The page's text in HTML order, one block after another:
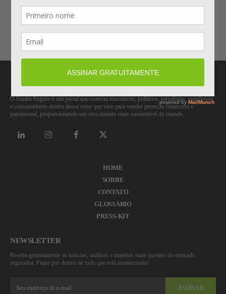
O Sonho Seguro é um portal que conecta executivos, políticos, jornalistas, estudiosos
e consumidores dentro desse setor que vive para vender proteção financeira e
patrimonial, proporcionando um crescimento mais sustentável do mundo.
HOME
SOBRE
CONTATO
GLOSSÁRIO
PRESS-KIT
NEWSLETTER
Receba gratuitamente as notícias, análises e matérias mais quentes do mercado
segurador. Fique por dentro de tudo que está acontecendo!
ASSINAR